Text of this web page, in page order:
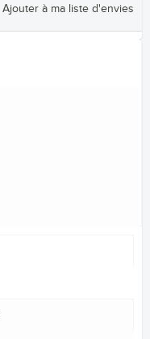
Ajouter à ma liste d'envies